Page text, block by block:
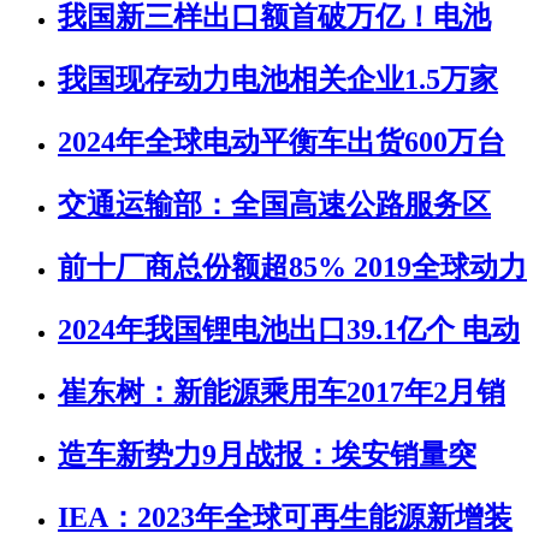
我国新三样出口额首破万亿！电池
我国现存动力电池相关企业1.5万家
2024年全球电动平衡车出货600万台
交通运输部：全国高速公路服务区
前十厂商总份额超85% 2019全球动力
2024年我国锂电池出口39.1亿个 电动
崔东树：新能源乘用车2017年2月销
造车新势力9月战报：埃安销量突
IEA：2023年全球可再生能源新增装